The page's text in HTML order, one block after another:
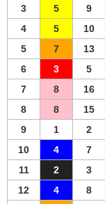
3
5 9
4
5 10
5
7 13
6
3 5
7
8 16
8
8 15
9
1 2
10
4 7
11
2 3
12
4 8